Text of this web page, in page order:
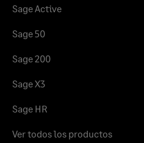
Sage Active
Sage 50
Sage 200
Sage X3
Sage HR
Ver todos los productos